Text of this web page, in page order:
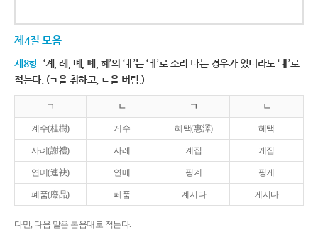
제4절 모음
제8항 ‘계, 례, 몌, 폐, 혜’의 ‘ㅖ’는 ‘ㅔ’로 소리 나는 경우가 있더라도 ‘ㅖ’로
적는다. (ㄱ을 취하고, ㄴ을 버림.)
ㄱ ㄴ ㄱ ㄴ
계수(桂樹) 게수 혜택(惠澤) 헤택
사례(謝禮) 사레 계집 게집
연몌(連袂) 연메 핑계 핑게
폐품(廢品) 페품 계시다 게시다
다만, 다음 말은 본음대로 적는다.